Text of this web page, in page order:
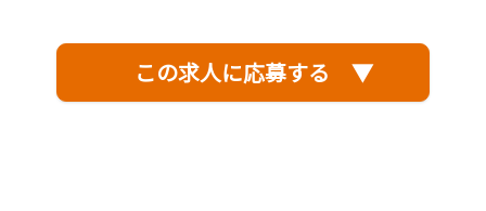
この求人に応募する ▼